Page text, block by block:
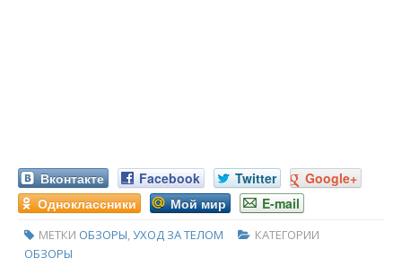
Вконтакте Facebook Twitter
Google+
Одноклассники
Мой мир E-mail
МЕТКИ ОБЗОРЫ,УХОД ЗА ТЕЛОМ
КАТЕГОРИИ
ОБЗОРЫ